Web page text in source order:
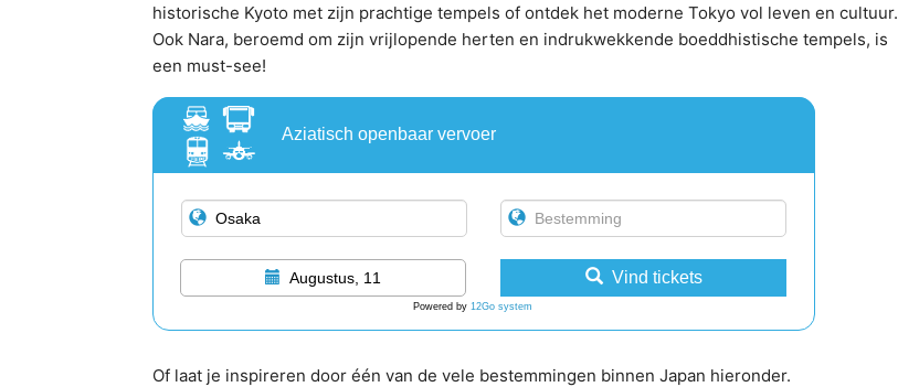
historische Kyoto met zijn prachtige tempels of ontdek het moderne Tokyo vol leven en cultuur.
Ook Nara, beroemd om zijn vrijlopende herten en indrukwekkende boeddhistische tempels, is
een must-see!
Aziatisch openbaar vervoer
Augustus, 11 Vind tickets
Powered by 12Go system
Of laat je inspireren door één van de vele bestemmingen binnen Japan hieronder.